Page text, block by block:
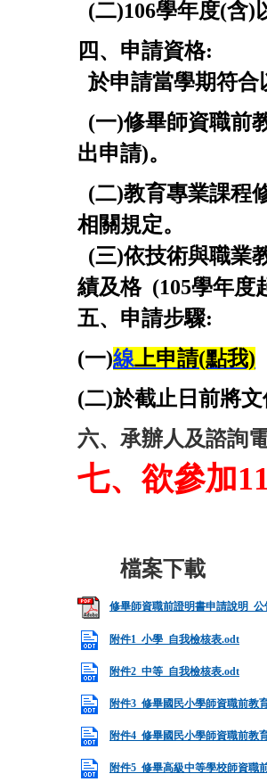
(二)106學年度(含)
四 、 申請資格:
於申請當學期符合
(一)修畢師資職前
出申請)。
(二)教育專業課程
相關規定。
(三)依技術與職業
績及格 (105學年度
五、 申請步驟:
(一)線上申請(點我)
(二)於截止 日前將
六、承辦人及諮詢
七、 欲參加
修畢師資職前證明書申請說明_公
附件1_小學_自我檢核表.odt
附件2_中等_自我檢核表.odt
附件3_修畢國民小學師資職前教
附件4_修畢國民小學師資職前教
附件5_修畢高級中等學校師資職